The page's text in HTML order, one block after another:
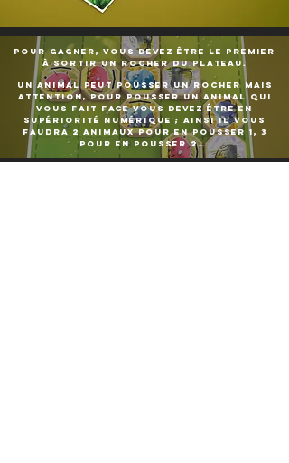
pour gagner, vous devez être le premier
à sortir un rocher du plateau.
Un animal peut pousser un rocher mais
attention, pour pousser un animal qui
vous fait face vous devez être en
supériorité numérique ; ainsi il vous
faudra 2 animaux pour en pousser 1, 3
pour en pousser 2…